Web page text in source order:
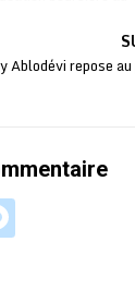
Ablodévi repose